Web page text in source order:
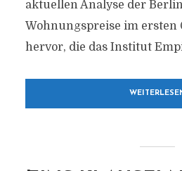
aktuellen Analyse der
Wohnungspreise im ersten
hervor, die das Institut